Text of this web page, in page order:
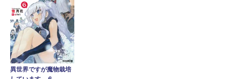
異世界ですが魔物栽培